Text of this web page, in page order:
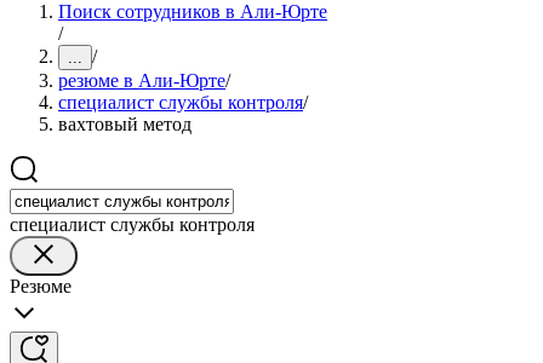
Поиск сотрудников в Али-Юрте
/
... /
резюме в Али-Юрте/
специалист службы контроля/
вахтовый метод
специалист службы контроля
Резюме